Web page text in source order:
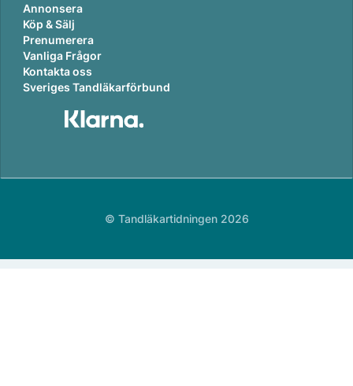
Annonsera
Köp & Sälj
Prenumerera
Vanliga Frågor
Kontakta oss
Sveriges Tandläkarförbund
© Tandläkartidningen 2026